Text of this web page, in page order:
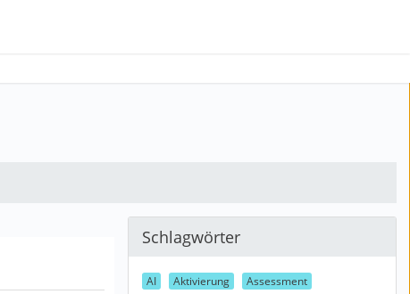
Schlagwörter
AI Aktivierung
Assessment